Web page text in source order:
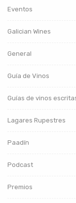
Eventos
Galician Wines
General
Guía de Vinos
Guías de vinos
Lagares Rupestres
Paadín
Podcast
Premios